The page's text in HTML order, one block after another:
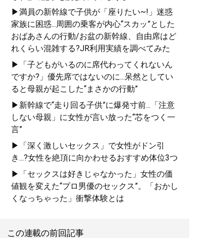
▶満員の新幹線で子供が「座りたい~!」迷惑
家族に困惑...周囲の乗客が内心“スカッ”とした
おばあさんの行動/お盆の新幹線、自由席はど
れくらい混雑する?JR利用実績を調べてみた
▶「子どもがいるのに席代わってくれないん
ですか?」優先席ではないのに...呆然としてい
ると母親が起こした“まさかの行動”
▶新幹線で“走り回る子供”に爆発寸前...「注意
しない母親」に女性が言い放った“芯をつく一
言”
▶「深く激しいセックス」で女性がドン引
き...?女性を絶頂に向かわせるおすすめ体位3つ
▶「セックスは好きじゃなかった」女性の価
値観を変えた“プロ男優のセックス”。「おかし
くなっちゃった」衝撃体験とは
この連載の前回記事